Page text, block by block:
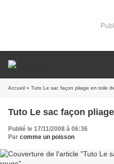
Accueil » Tuto Le sac façon pliage en toile
Tuto Le sac façon
Publié le 17/11/2008 à 06:36
Par comme un poisson